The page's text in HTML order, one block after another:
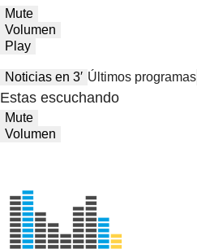
Mute
Volumen
Play
Noticias en 3′ Últimos programas
Estas escuchando
Mute
Volumen